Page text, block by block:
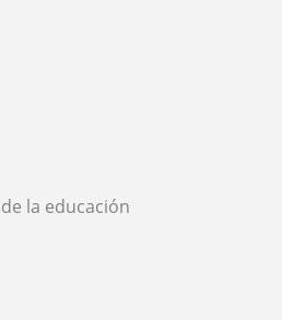
la educación